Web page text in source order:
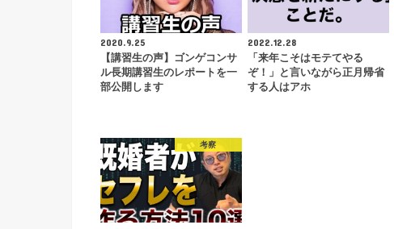
2020.9.25
【講習生の声】ゴンゲコンサ
ル長期講習生のレポートを一
部公開します
2022.12.28
「来年こそはモテてやる
ぞ！」と言いながら正月帰省
する人はアホ
考察